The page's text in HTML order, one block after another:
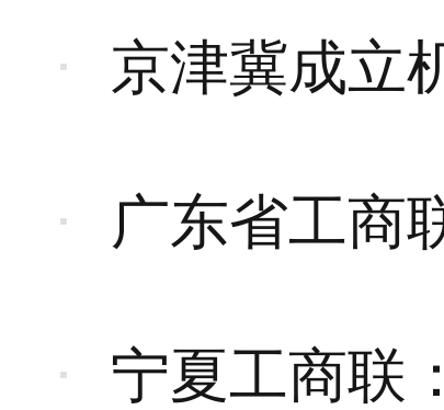
京津冀成立
广东省工商
宁夏工商联